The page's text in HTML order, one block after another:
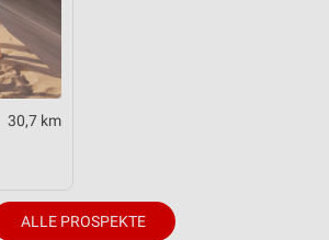
30,7 km
ALLE PROSPEKTE